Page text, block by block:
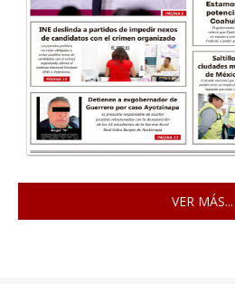
VER MÁS...